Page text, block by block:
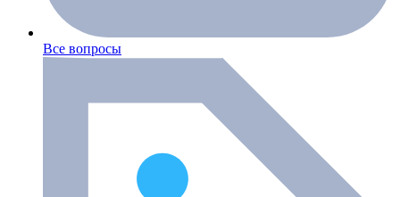
Все вопросы